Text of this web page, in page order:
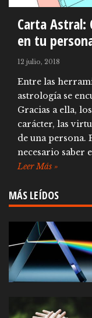
Carta Astral:
en tu
12 julio, 2018
Entre las
astrología se
Gracias a ella,
carácter, las
de una persona.
necesario saber
Leer Más »
MÁS LEÍDOS